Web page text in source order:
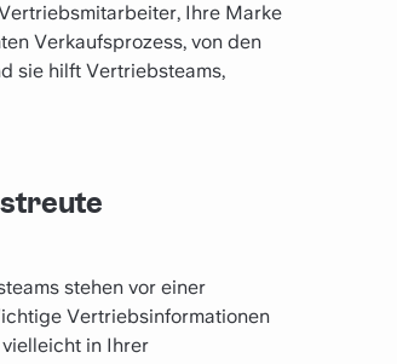
Ihre Marke
Verkaufsprozess, von den
sie hilft Vertriebsteams,
stehen vor einer
Vertriebsinformationen
in Ihrer